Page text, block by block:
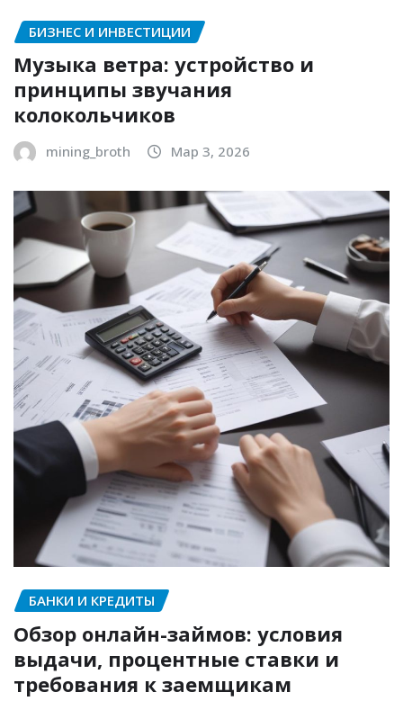
БИЗНЕС И ИНВЕСТИЦИИ
Музыка ветра: устройство и
принципы звучания
колокольчиков
mining_broth Мар 3, 2026
БАНКИ И КРЕДИТЫ
Обзор онлайн-займов: условия
выдачи, процентные ставки и
требования к заемщикам